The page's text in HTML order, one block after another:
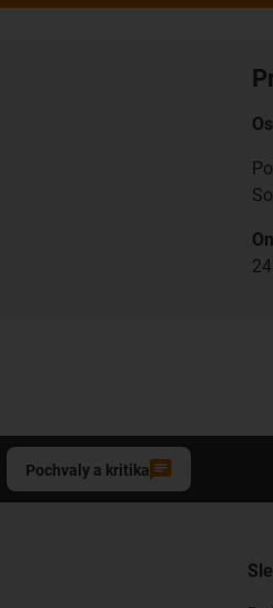
Pochvaly a kritika